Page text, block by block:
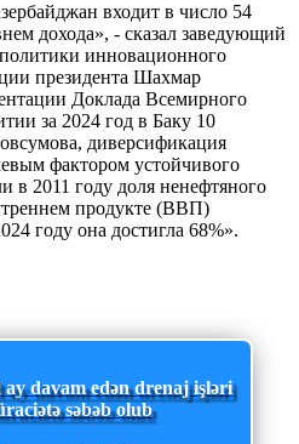
входит в число 54
дохода», - сказал заведующий
инновационного
президента Шахмар
Доклада Всемирного
за 2024 год в Баку 10
диверсификация
фактором устойчивого
в 2011 году доля ненефтяного
продукте (ВВП)
году она достигла 68%».
davam edən drenaj işləri
səbəb olub